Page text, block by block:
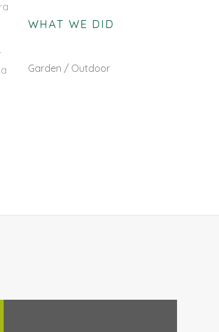
WHAT WE DID
Garden / Outdoor